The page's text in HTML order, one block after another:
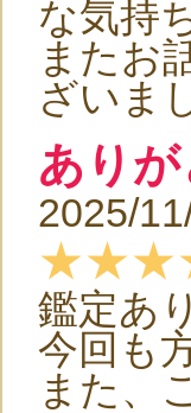
な気持
またお
ざいま
あり
2025/
鑑定あ
今回も
また、